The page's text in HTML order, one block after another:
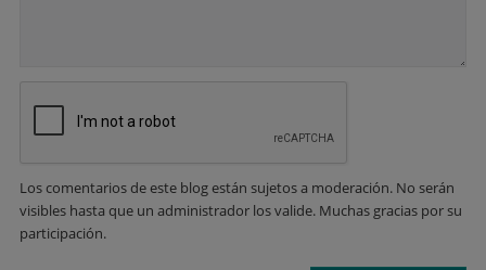
Los comentarios de este blog están sujetos a moderación. No serán
visibles hasta que un administrador los valide. Muchas gracias por su
participación.